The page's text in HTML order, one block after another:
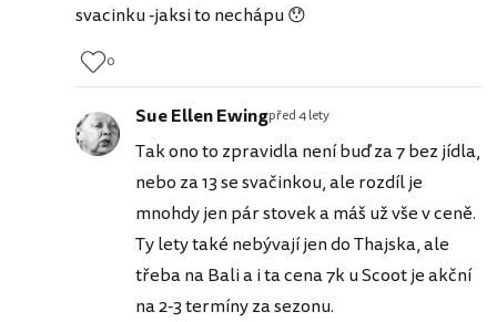
svacinku -jaksi to nechápu 😯
0
Sue Ellen Ewingpřed 4 lety
Tak ono to zpravidla není buď za 7 bez jídla,
nebo za 13 se svačinkou, ale rozdíl je
mnohdy jen pár stovek a máš už vše v ceně.
Ty lety také nebývají jen do Thajska, ale
třeba na Bali a i ta cena 7k u Scoot je akční
na 2-3 termíny za sezonu.